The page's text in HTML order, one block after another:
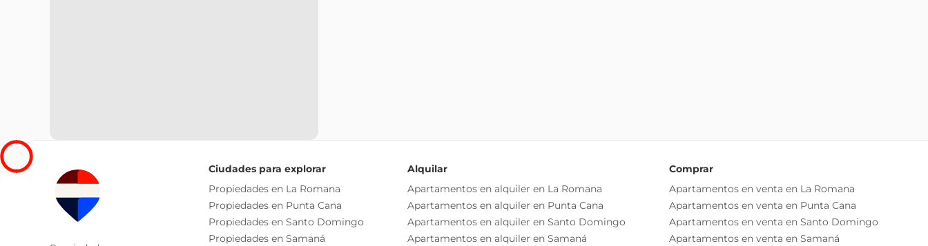
Ciudades para explorar
Propiedades en La Romana
Propiedades en Punta Cana
Propiedades en Santo Domingo
Propiedades en Samaná
Alquilar
Apartamentos en alquiler en La Romana
Apartamentos en alquiler en Punta Cana
Apartamentos en alquiler en Santo Domingo
Apartamentos en alquiler en Samaná
Comprar
Apartamentos en venta en La Romana
Apartamentos en venta en Punta Cana
Apartamentos en venta en Santo Domingo
Apartamentos en venta en Samaná